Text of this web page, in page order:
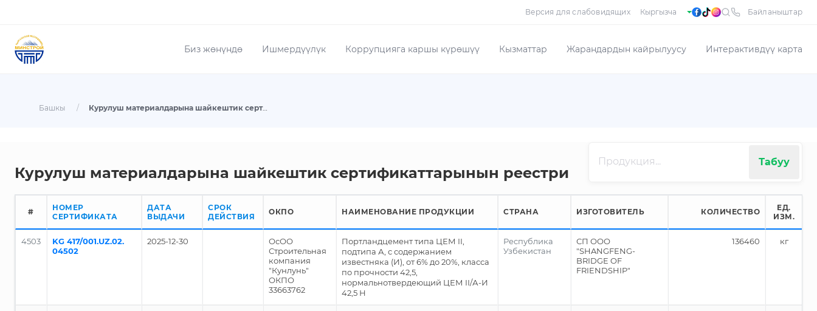
Версия для слабовидящих Байланыштар
Биз жөнүндө Ишмердүүлүк Коррупцияга каршы күрөшүү Кызматтар Жарандардын кайрылуусу Интерактивдүү карта
Башкы / Курулуш материалдарына шайкештик сертификаттарынын реестри
Курулуш материалдарына шайкештик сертификаттарынын реестри
Табуу
#
НОМЕР
СЕРТИФИКАТА
ДАТА
ВЫДАЧИ
СРОК
ДЕЙСТВИЯ
ОКПО НАИМЕНОВАНИЕ ПРОДУКЦИИ СТРАНА ИЗГОТОВИТЕЛЬ КОЛИЧЕСТВО
ЕД.
ИЗМ.
4503
KG 417/001.UZ.02.
04502
2025-12-30
ОсОО
Строительная
компания
"Кунлунь"
ОКПО
33663762
Портландцемент типа ЦЕМ II,
подтипа А, с содержанием
известняка (И), от 6% до 20%, класса
по прочности 42,5,
нормальнотвердеющий ЦЕМ II/А-И
42,5 Н
Республика
Узбекистан
СП ООО
"SHANGFENG-
BRIDGE OF
FRIENDSHIP"
136460 кг